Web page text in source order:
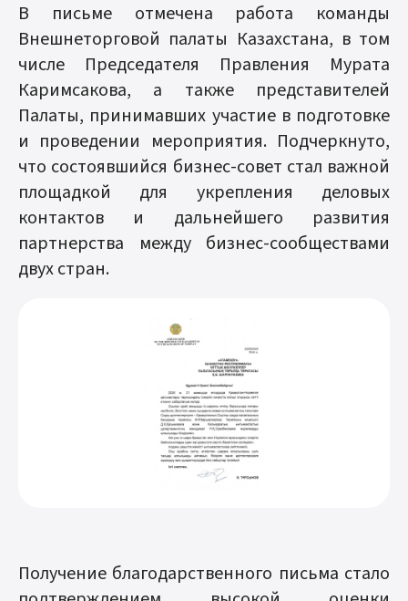
В письме отмечена работа команды
Внешнеторговой палаты Казахстана, в том
числе Председателя Правления Мурата
Каримсакова, а также представителей
Палаты, принимавших участие в подготовке
и проведении мероприятия. Подчеркнуто,
что состоявшийся бизнес-совет стал важной
площадкой для укрепления деловых
контактов и дальнейшего развития
партнерства между бизнес-сообществами
двух стран.
Получение благодарственного письма стало